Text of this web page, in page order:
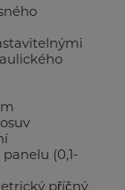
(0,1-
příčný